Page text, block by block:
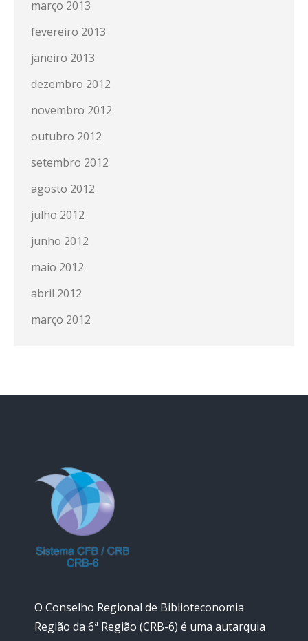
março 2013
fevereiro 2013
janeiro 2013
dezembro 2012
novembro 2012
outubro 2012
setembro 2012
agosto 2012
julho 2012
junho 2012
maio 2012
abril 2012
março 2012
O Conselho Regional de Biblioteconomia
Região da 6ª Região (CRB-6) é uma autarquia